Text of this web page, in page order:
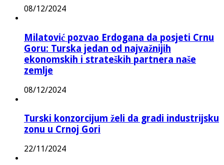
08/12/2024
Milatović pozvao Erdogana da posjeti Crnu
Goru: Turska jedan od najvažnijih
ekonomskih i strateških partnera naše
zemlje
08/12/2024
Turski konzorcijum želi da gradi industrijsku
zonu u Crnoj Gori
22/11/2024